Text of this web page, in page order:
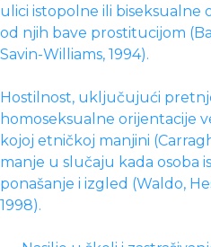
ulici istopolne ili biseksualne
od njih bave prostitucijom
Savin-Williams, 1994).
Hostilnost, uključujući
homoseksualne orijentacije
kojoj etničkoj manjini
manje u slučaju kada osoba
ponašanje i izgled (Waldo,
1998).